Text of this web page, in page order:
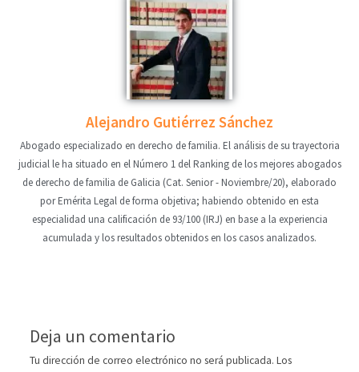
Alejandro Gutiérrez Sánchez
Abogado especializado en derecho de familia. El análisis de su trayectoria
judicial le ha situado en el Número 1 del Ranking de los mejores abogados
de derecho de familia de Galicia (Cat. Senior - Noviembre/20), elaborado
por Emérita Legal de forma objetiva; habiendo obtenido en esta
especialidad una calificación de 93/100 (IRJ) en base a la experiencia
acumulada y los resultados obtenidos en los casos analizados.
Deja un comentario
Tu dirección de correo electrónico no será publicada. Los